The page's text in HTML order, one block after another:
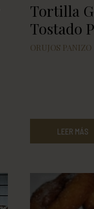
Tortilla
Tostado
ORUJOS PANIZO
LEER MÁS